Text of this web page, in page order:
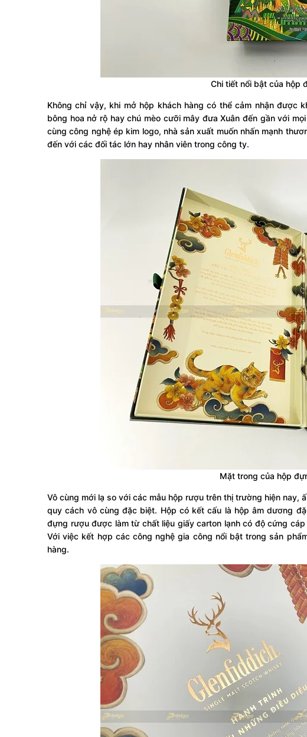
Chi tiết nổi bật của hộp
Không chỉ vậy, khi mở hộp khách hàng có thể cảm nhận được
bông hoa nở rộ hay chú mèo cưỡi mây đưa Xuân đến gần với
cùng công nghệ ép kim logo, nhà sản xuất muốn nhấn mạnh
đến với các đối tác lớn hay nhân viên trong công ty.
Mặt trong của hộp
Vô cùng mới lạ so với các mẫu hộp rượu trên thị trường hiện
quy cách vô cùng đặc biệt. Hộp có kết cấu là hộp âm dương
đựng rượu được làm từ chất liệu giấy carton lạnh có độ cứng
Với việc kết hợp các công nghệ gia công nổi bật trong sản
hàng.